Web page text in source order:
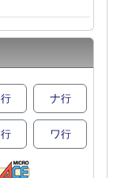
行 ナ行
行 ワ行